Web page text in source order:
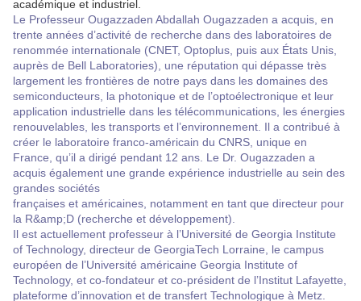
académique et industriel.
Le Professeur Ougazzaden Abdallah Ougazzaden a acquis, en
trente années d’activité de recherche dans des laboratoires de
renommée internationale (CNET, Optoplus, puis aux États Unis,
auprès de Bell Laboratories), une réputation qui dépasse très
largement les frontières de notre pays dans les domaines des
semiconducteurs, la photonique et de l’optoélectronique et leur
application industrielle dans les télécommunications, les énergies
renouvelables, les transports et l’environnement. Il a contribué à
créer le laboratoire franco-américain du CNRS, unique en
France, qu’il a dirigé pendant 12 ans. Le Dr. Ougazzaden a
acquis également une grande expérience industrielle au sein des
grandes sociétés
françaises et américaines, notamment en tant que directeur pour
la R&amp;D (recherche et développement).
Il est actuellement professeur à l’Université de Georgia Institute
of Technology, directeur de GeorgiaTech Lorraine, le campus
européen de l’Université américaine Georgia Institute of
Technology, et co-fondateur et co-président de l’Institut Lafayette,
plateforme d’innovation et de transfert Technologique à Metz.